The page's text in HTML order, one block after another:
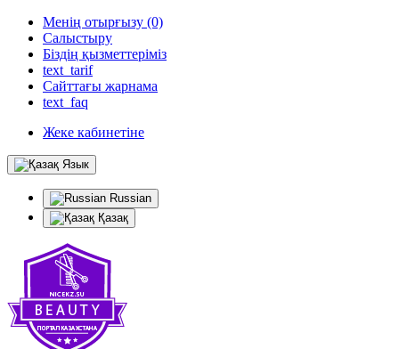
Менің отырғызу (0)
Салыстыру
Біздің қызметтеріміз
text_tarif
Сайттағы жарнама
text_faq
Жеке кабинетіне
Язык
Russian
Қазақ